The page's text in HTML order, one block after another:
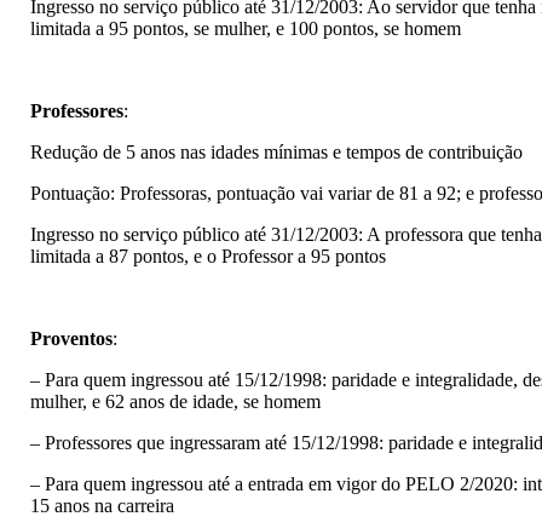
Ingresso no serviço público até 31/12/2003: Ao servidor que
limitada a 95 pontos, se mulher, e 100 pontos, se homem
Professores:
Redução de 5 anos nas idades mínimas e tempos de contribuição
Pontuação: Professoras, pontuação vai variar de 81 a 92; e
Ingresso no serviço público até 31/12/2003: A professora que
limitada a 87 pontos, e o Professor a 95 pontos
Proventos:
– Para quem ingressou até 15/12/1998: paridade e integralidade,
mulher, e 62 anos de idade, se homem
– Professores que ingressaram até 15/12/1998: paridade e
– Para quem ingressou até a entrada em vigor do PELO 2/2020:
15 anos na carreira